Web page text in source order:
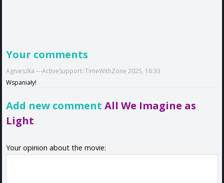
Your comments
Agnieszka ---ActiveSupport::TimeWithZone 2025, 18:33
Wspaniały!
Add new comment All We Imagine as
Light
Your opinion about the movie: